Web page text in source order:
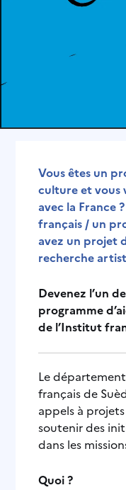
Vous êtes un
culture et vous
avec la France
français / un
avez un projet
recherche
Devenez l’un
programme
de l’Institut
Le
français de
appels à
soutenir des
dans les
Quoi ?